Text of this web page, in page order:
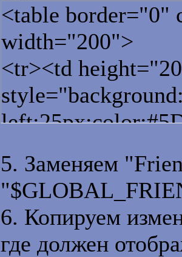
var OperaVer =
var IEVer =
var targetie =
(IEVer>=4);
var out = '';
<table border="0"
width="200">
<tr><td
solid
</table>
5. Заменяем
6. Копируем
где должен